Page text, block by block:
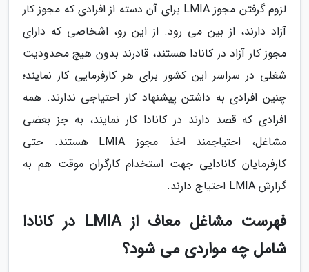
لزوم گرفتن مجوز LMIA برای آن دسته از افرادی که مجوز کار
آزاد دارند، از بین می رود. از این رو، اشخاصی که دارای
مجوز کار آزاد در کانادا هستند، قادرند بدون هیچ محدودیت
شغلی در سراسر این کشور برای هر کارفرمایی کار نمایند؛
چنین افرادی به داشتن پیشنهاد کار احتیاجی ندارند. همه
افرادی که قصد دارند در کانادا کار نمایند، به جز بعضی
مشاغل، احتیاجمند اخذ مجوز LMIA هستند. حتی
کارفرمایان کانادایی جهت استخدام کارگران موقت هم به
گزارش LMIA احتیاج دارند.
فهرست مشاغل معاف از LMIA در کانادا
شامل چه مواردی می شود؟